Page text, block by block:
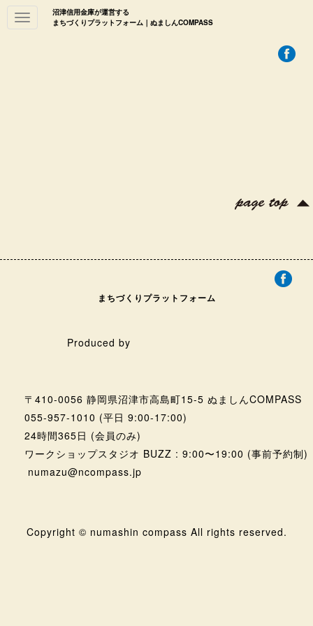
沼津信用金庫が運営する
まちづくりプラットフォーム｜ぬましんCOMPASS
Toggle
navigation
まちづくりプラットフォーム
Produced by
〒410-0056 静岡県沼津市高島町15-5 ぬましんCOMPASS
055-957-1010 (平日 9:00-17:00)
24時間365日 (会員のみ)
ワークショップスタジオ BUZZ : 9:00〜19:00 (事前予約制)
numazu@ncompass.jp
Copyright © numashin compass All rights reserved.